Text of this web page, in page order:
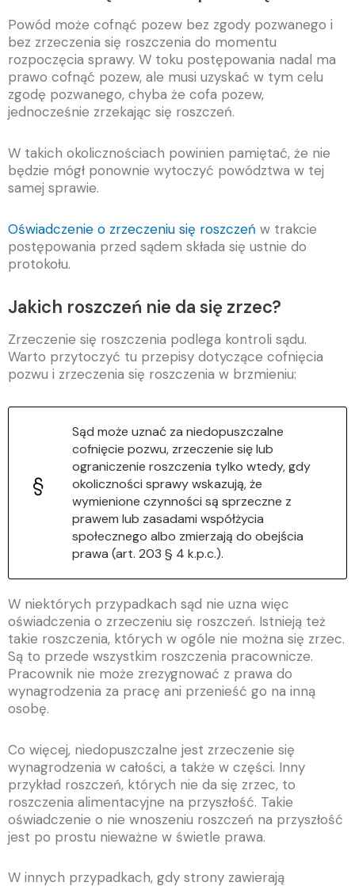
Powód może cofnąć pozew bez zgody pozwanego i
bez zrzeczenia się roszczenia do momentu
rozpoczęcia sprawy. W toku postępowania nadal ma
prawo cofnąć pozew, ale musi uzyskać w tym celu
zgodę pozwanego, chyba że cofa pozew,
jednocześnie zrzekając się roszczeń.
W takich okolicznościach powinien pamiętać, że nie
będzie mógł ponownie wytoczyć powództwa w tej
samej sprawie.
Oświadczenie o zrzeczeniu się roszczeń w trakcie
postępowania przed sądem składa się ustnie do
protokołu.
Jakich roszczeń nie da się zrzec?
Zrzeczenie się roszczenia podlega kontroli sądu.
Warto przytoczyć tu przepisy dotyczące cofnięcia
pozwu i zrzeczenia się roszczenia w brzmieniu:
Sąd może uznać za niedopuszczalne
cofnięcie pozwu, zrzeczenie się lub
ograniczenie roszczenia tylko wtedy, gdy
okoliczności sprawy wskazują, że
wymienione czynności są sprzeczne z
prawem lub zasadami współżycia
społecznego albo zmierzają do obejścia
prawa (art. 203 § 4 k.p.c.).
W niektórych przypadkach sąd nie uzna więc
oświadczenia o zrzeczeniu się roszczeń. Istnieją też
takie roszczenia, których w ogóle nie można się zrzec.
Są to przede wszystkim roszczenia pracownicze.
Pracownik nie może zrezygnować z prawa do
wynagrodzenia za pracę ani przenieść go na inną
osobę.
Co więcej, niedopuszczalne jest zrzeczenie się
wynagrodzenia w całości, a także w części. Inny
przykład roszczeń, których nie da się zrzec, to
roszczenia alimentacyjne na przyszłość. Takie
oświadczenie o nie wnoszeniu roszczeń na przyszłość
jest po prostu nieważne w świetle prawa.
W innych przypadkach, gdy strony zawierają